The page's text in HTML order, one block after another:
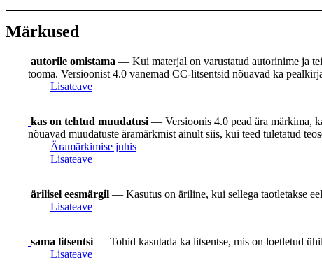
Märkused
autorile omistama — Kui materjal on varustatud autorinime ja
tooma. Versioonist 4.0 vanemad CC-litsentsid nõuavad ka
Lisateave
kas on tehtud muudatusi — Versioonis 4.0 pead ära märkima,
nõuavad muudatuste äramärkmist ainult siis, kui teed tuletatud
Äramärkimise juhis
Lisateave
ärilisel eesmärgil — Kasutus on äriline, kui sellega taotletakse
Lisateave
sama litsentsi — Tohid kasutada ka litsentse, mis on loetletud
Lisateave